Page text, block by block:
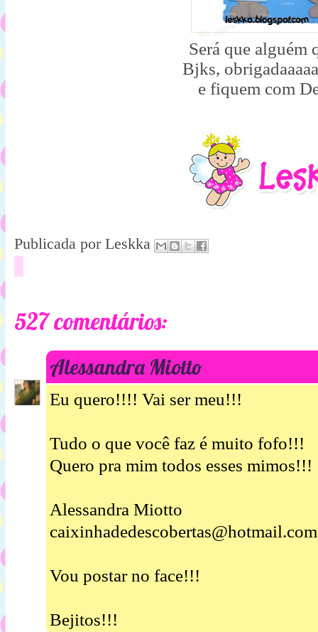
Será que alguém
Bjks,
e fiquem com
Publicada por Leskka
527 comentários:
Alessandra Miotto
Eu quero!!!! Vai ser meu!!!
Tudo o que você faz é muito fofo!!!
Quero pra mim todos esses mimos!!!
Alessandra Miotto
caixinhadedescobertas@hotmail.com
Vou postar no face!!!
Bejitos!!!